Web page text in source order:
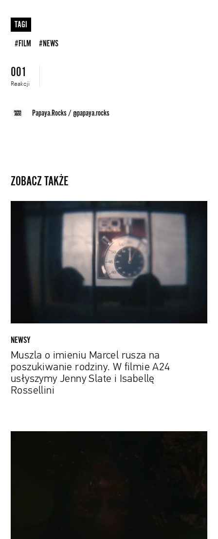
TAGI
#FILM #NEWS
001
Reakcji
Papaya.Rocks/@papaya.rocks
ZOBACZ TAKŻE
A24
usłyszymy
Slate
i
Isabellę
Rossellini
NEWSY
Muszla o imieniu Marcel rusza na
poszukiwanie rodziny. W filmie A24
usłyszymy Jenny Slate i Isabellę
Rossellini